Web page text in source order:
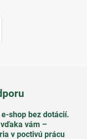
shop bez dotácií​.
vám –
v poctivú prácu